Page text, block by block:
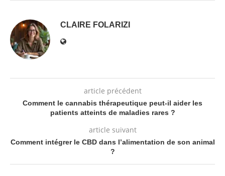
CLAIRE FOLARIZI
article précédent
Comment le cannabis thérapeutique peut-il aider les
patients atteints de maladies rares ?
article suivant
Comment intégrer le CBD dans l’alimentation de son animal
?